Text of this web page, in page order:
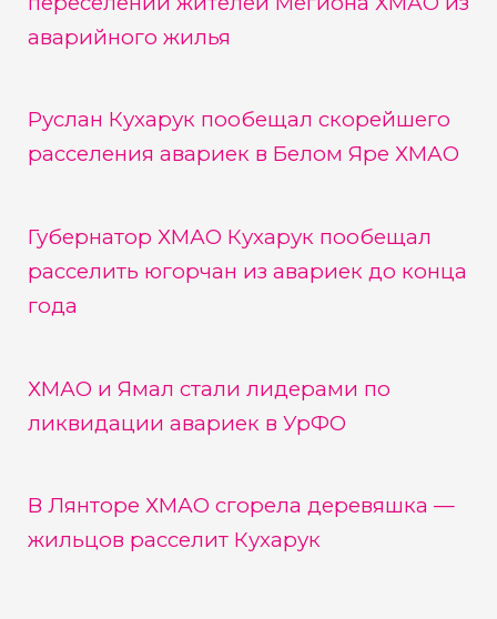
аварийного жилья
Руслан Кухарук пообещал скорейшего
расселения авариек в Белом Яре ХМАО
Губернатор ХМАО Кухарук пообещал
расселить югорчан из авариек до конца
года
ХМАО и Ямал стали лидерами по
ликвидации авариек в УрФО
В Лянторе ХМАО сгорела деревяшка —
жильцов расселит Кухарук